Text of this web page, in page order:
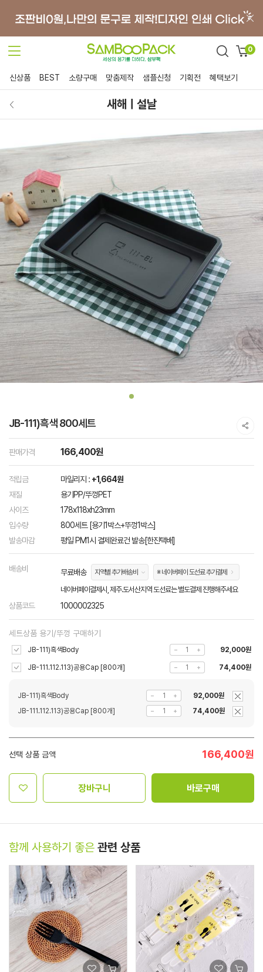
0
신상품 BEST 소량구매 맞춤제작 샘플신청 기획전 혜택보기
새해ㅣ설날
JB-111)흑색 800세트
판매가격 166,400원
적립금 마일리지 : +1,664원
재질
용기PP/뚜껑PET
사이즈
178x118xh23mm
입수량
800세트 [용기1박스+뚜껑1박스]
발송마감
평일 PM1시 결제완료건 발송[한진택배]
배송비 무료배송 지역별 추가배송비 ※ 네이버페이 도선료 추가결제
네이버페이결제시, 제주.도서산지역 도선료는 별도결제 진행해주세요
상품코드 1000002325
세트상품 용기/뚜껑 구매하기
JB-111)흑색Body 92,000원
JB-111.112.113)공용Cap [800개] 74,400원
JB-111)흑색Body
92,000원
JB-111.112.113)공용Cap [800개]
74,400원
선택 상품 금액 166,400원
장바구니 바로구매
함께 사용하기 좋은 관련 상품